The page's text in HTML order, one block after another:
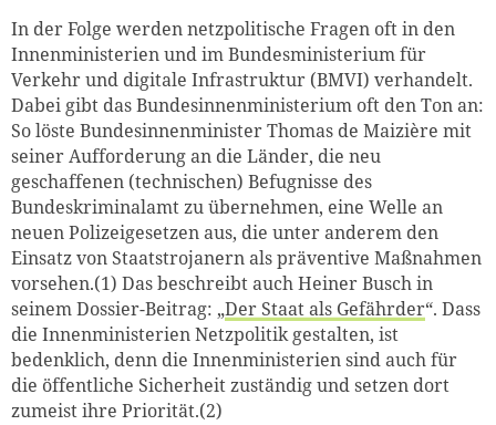
In der Folge werden netzpolitische Fragen oft in den
Innenministerien und im Bundesministerium für
Verkehr und digitale Infrastruktur (BMVI) verhandelt.
Dabei gibt das Bundesinnenministerium oft den Ton an:
So löste Bundesinnenminister Thomas de Maizière mit
seiner Aufforderung an die Länder, die neu
geschaffenen (technischen) Befugnisse des
Bundeskriminalamt zu übernehmen, eine Welle an
neuen Polizeigesetzen aus, die unter anderem den
Einsatz von Staatstrojanern als präventive Maßnahmen
vorsehen.(1) Das beschreibt auch Heiner Busch in
seinem Dossier-Beitrag: „Der Staat als Gefährder“. Dass
die Innenministerien Netzpolitik gestalten, ist
bedenklich, denn die Innenministerien sind auch für
die öffentliche Sicherheit zuständig und setzen dort
zumeist ihre Priorität.(2)